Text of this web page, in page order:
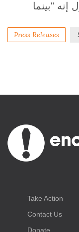
"بينما
Press Releases
Take Action
Contact Us
Donate